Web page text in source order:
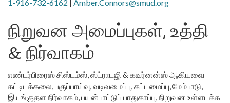
1-916-732-6162 | Amber.Connors@smud.org
நிறுவன அமைப்புகள், உத்தி
& நிர்வாகம்
எண்டர்பிரைஸ் சிஸ்டம்ஸ், ஸ்ட்ராடஜி & கவர்னன்ஸ் ஆகியவை
கட்டிடக்கலை, பகுப்பாய்வு, வடிவமைப்பு, கட்டமைப்பு, மேம்பாடு,
இயங்குதள நிர்வாகம், பயன்பாட்டுப் பாதுகாப்பு, நிறுவன உள்ளடக்க